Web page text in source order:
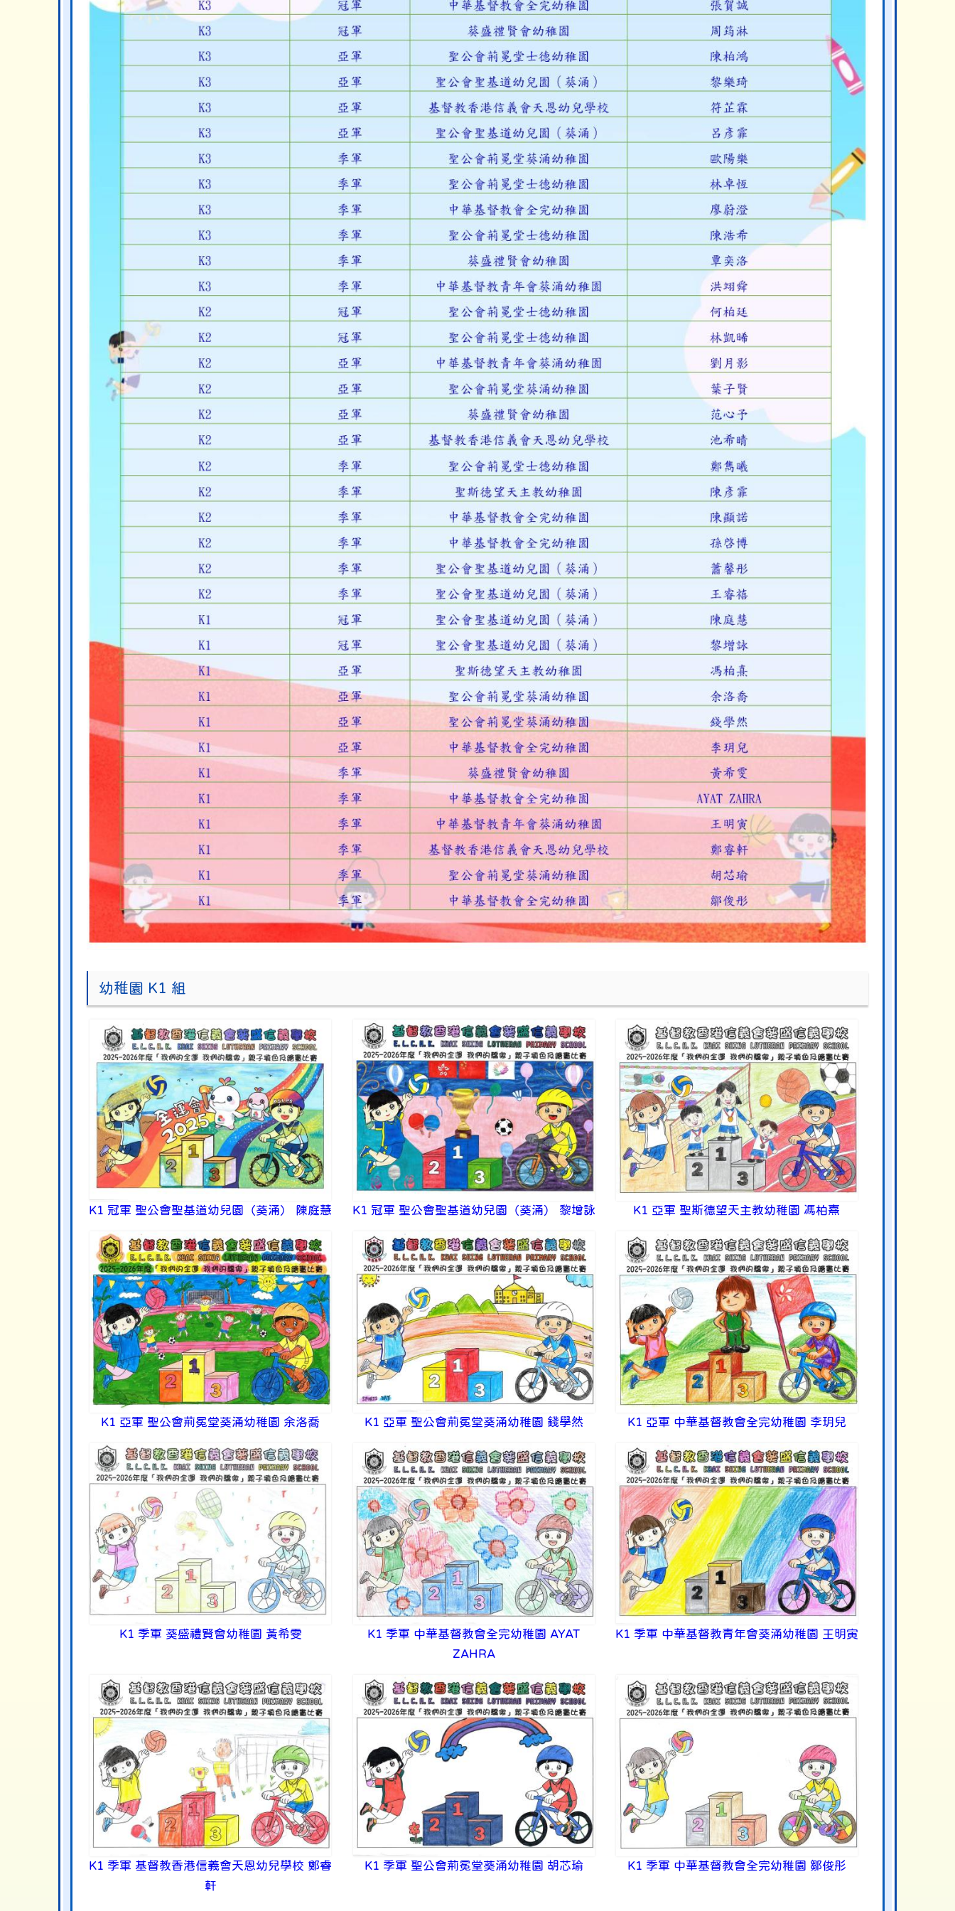
幼稚園 K1 組
K1 冠軍 聖公會聖基道幼兒園（葵涌） 陳庭慧 K1 冠軍 聖公會聖基道幼兒園（葵涌） 黎增詠 K1 亞軍 聖斯德望天主教幼稚園 馮柏熹
K1 亞軍 聖公會荊冕堂葵涌幼稚園 余洛喬 K1 亞軍 聖公會荊冕堂葵涌幼稚園 錢學然 K1 亞軍 中華基督教會全完幼稚園 李玥兒
K1 季軍 葵盛禮賢會幼稚園 黃希雯
K1 季軍 中華基督教會全完幼稚園 AYAT
ZAHRA
K1 季軍 中華基督教青年會葵涌幼稚園 王明寅
K1 季軍 基督教香港信義會天恩幼兒學校 鄭睿
軒
K1 季軍 聖公會荊冕堂葵涌幼稚園 胡芯瑜 K1 季軍 中華基督教會全完幼稚園 鄒俊彤